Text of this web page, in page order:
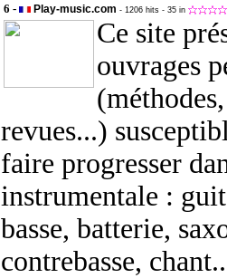
6 - Play-music.com - 1206 hits - 35 in
Ce site
ouvrages
revues...)
faire progresser
instrumentale :
basse, batterie,
contrebasse,